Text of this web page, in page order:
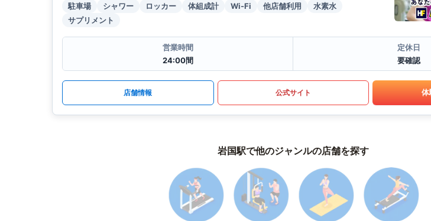
駐車場 シャワー ロッカー 体組成計 Wi-Fi 他店舗利用
水素水
サプリメント
営業時間
24:00間
定休日
要確認
店舗情報 公式サイト 体
岩国駅で他のジャンルの店舗を探す